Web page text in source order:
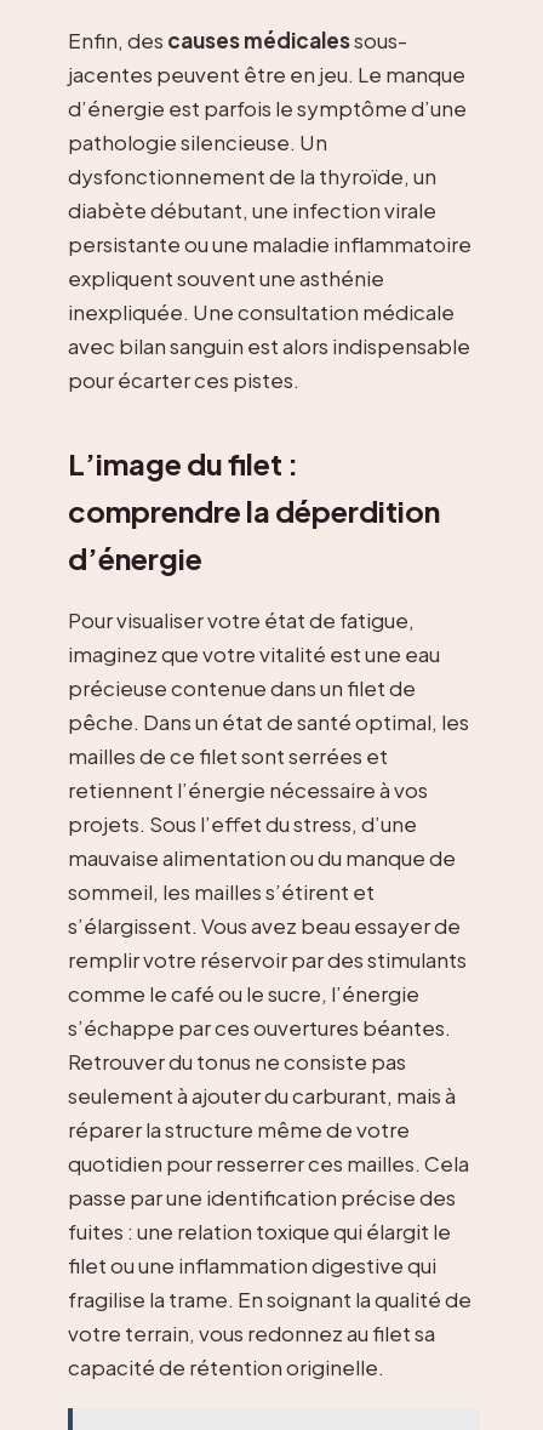
Enfin, des causes médicalessous-
jacentes peuvent être en jeu. Le manque
d’énergie est parfois le symptôme d’une
pathologie silencieuse. Un
dysfonctionnement de la thyroïde, un
diabète débutant, une infection virale
persistante ou une maladie inflammatoire
expliquent souvent une asthénie
inexpliquée. Une consultation médicale
avec bilan sanguin est alors indispensable
pour écarter ces pistes.
L’image du filet :
comprendre la déperdition
d’énergie
Pour visualiser votre état de fatigue,
imaginez que votre vitalité est une eau
précieuse contenue dans un filet de
pêche. Dans un état de santé optimal, les
mailles de ce filet sont serrées et
retiennent l’énergie nécessaire à vos
projets. Sous l’effet du stress, d’une
mauvaise alimentation ou du manque de
sommeil, les mailles s’étirent et
s’élargissent. Vous avez beau essayer de
remplir votre réservoir par des stimulants
comme le café ou le sucre, l’énergie
s’échappe par ces ouvertures béantes.
Retrouver du tonus ne consiste pas
seulement à ajouter du carburant, mais à
réparer la structure même de votre
quotidien pour resserrer ces mailles. Cela
passe par une identification précise des
fuites : une relation toxique qui élargit le
filet ou une inflammation digestive qui
fragilise la trame. En soignant la qualité de
votre terrain, vous redonnez au filet sa
capacité de rétention originelle.